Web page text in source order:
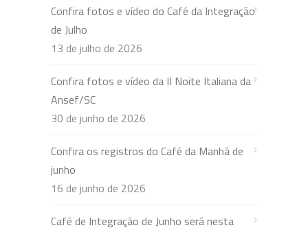
Confira fotos e vídeo do Café da Integração
de Julho
13 de julho de 2026
Confira fotos e vídeo da II Noite Italiana da
Ansef/SC
30 de junho de 2026
Confira os registros do Café da Manhã de
junho
16 de junho de 2026
Café de Integração de Junho será nesta